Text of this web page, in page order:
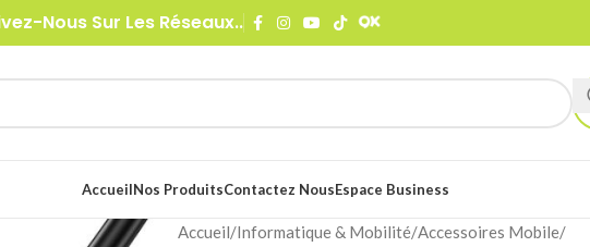
Nous Sur Les Réseaux..
AccueilNos ProduitsContactez NousEspace Business
Accueil/Informatique & Mobilité/Accessoires Mobile/